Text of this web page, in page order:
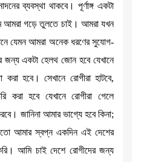
ব্যবস্থা থাকবে। পূর্ণাঙ্গ একটা
আমরা গড়ে তুলতে চাই। আমরা যখন
যেমন আমরা অনেক ধরণের সুযোগ-
জন্য একটা হেলথ জোন হবে যেখানে
হবে। সেখানে রোগীরা হাটবে,
করা হবে যেখানে রোগীরা গেলে
জানিনা আমার ভাগ্যে হবে কিনা;
আমার স্বপ্ন একদিন এই দেশের
আমি চাই দেশে রোগীদের জন্য